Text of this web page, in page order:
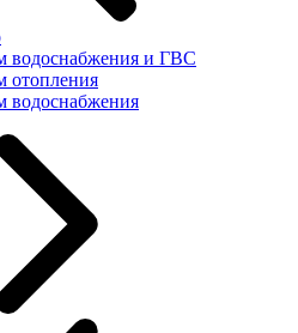
водоснабжения и ГВС
отопления
водоснабжения